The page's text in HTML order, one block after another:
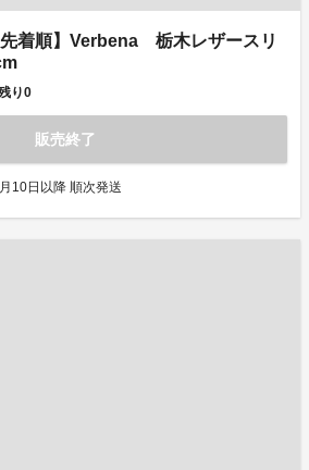
着順】Verbena 栃木レザースリ
り0
販売終了
10日以降 順次発送